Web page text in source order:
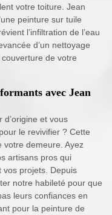
votre toiture. Jean
peinture sur tuile
l’infiltration de l’eau
d’un nettoyage
de votre
avec Jean
et vous
le revivifier ? Cette
votre demeure. Ayez
artisans pros qui
projets. Depuis
notre habileté pour que
leurs confiances en
pour la peinture de